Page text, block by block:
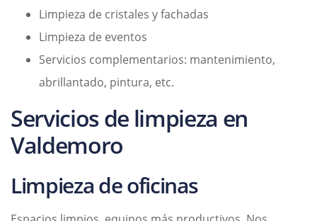
Limpieza de cristales y fachadas
Limpieza de eventos
Servicios complementarios: mantenimiento,
abrillantado, pintura, etc.
Servicios de limpieza en
Valdemoro
Limpieza de oficinas